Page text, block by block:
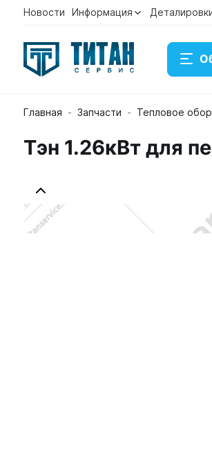
Новости Информация
Главная Запчасти Тепловое
Купить
Консультация
Тэн 1.26кВт для